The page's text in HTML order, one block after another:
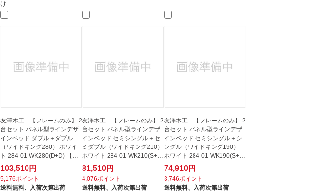
け
友澤木工 【フレームのみ】 2
台セット パネル型ラインデザ
インベッド ダブル＋ダブル
（ワイドキング280） ホワイ
ト 284-01-WK280(D+D) 【キ
ャンセ...
103,510円
5,176ポイント
送料無料、
入荷次第出荷
友澤木工 【フレームのみ】 2
台セット パネル型ラインデザ
インベッド セミシングル＋セ
ミダブル（ワイドキング210）
ホワイト 284-01-WK210(S+S
D) ...
81,510円
4,076ポイント
送料無料、
入荷次第出荷
友澤木工 【フレームのみ】 2
台セット パネル型ラインデザ
インベッド セミシングル＋シ
ングル（ワイドキング190）
ホワイト 284-01-WK190(S+S
W) 【...
74,910円
3,746ポイント
送料無料、
入荷次第出荷